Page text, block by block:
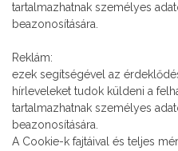
tartalmazhatnak személyes
beazonosítására.
Reklám:
ezek segítségével az
hírleveleket tudok küldeni a
tartalmazhatnak személyes
beazonosítására.
A Cookie-k fajtáival és teljes